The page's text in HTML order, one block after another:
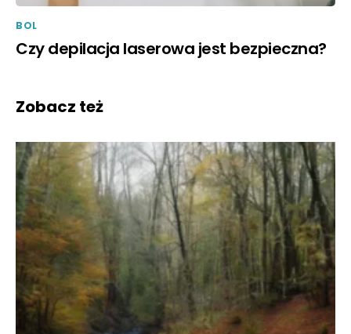
BOL
Czy depilacja laserowa jest bezpieczna?
Zobacz też